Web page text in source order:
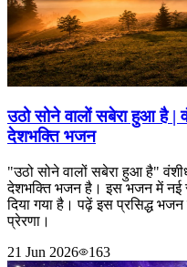
उठो सोने वालों सबेरा हुआ है |
देशभक्ति भजन
"उठो सोने वालों सबेरा हुआ है"
देशभक्ति भजन है। इस भजन में नई
दिया गया है। पढ़ें इस प्रसिद्ध
प्रेरणा।
21 Jun 2026
163